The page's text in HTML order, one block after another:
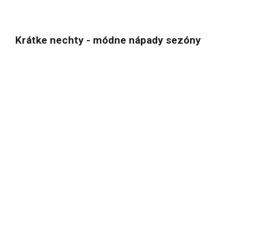
Krátke nechty - módne nápady sezóny